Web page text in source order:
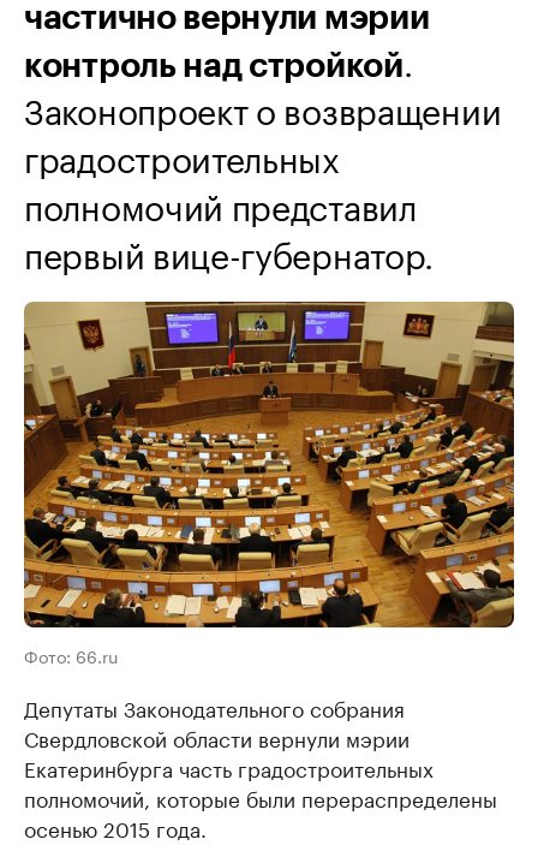
частично вернули мэрии
контроль над стройкой.
Законопроект о возвращении
градостроительных
полномочий представил
первый вице-губернатор.
Фото: 66.ru
Депутаты Законодательного собрания
Свердловской области вернули мэрии
Екатеринбурга часть градостроительных
полномочий, которые были перераспределены
осенью 2015 года.